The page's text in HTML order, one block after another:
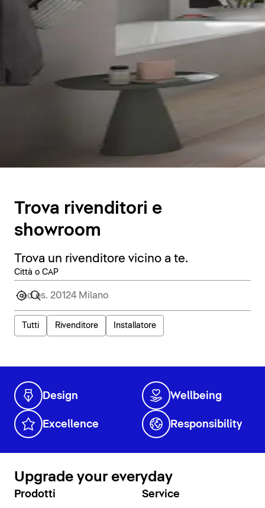
Trova rivenditori e
showroom
Trova un rivenditore vicino a te.
Città o CAP
Tutti Rivenditore Installatore
Design Wellbeing
Excellence Responsibility
Upgrade your everyday
Prodotti Service